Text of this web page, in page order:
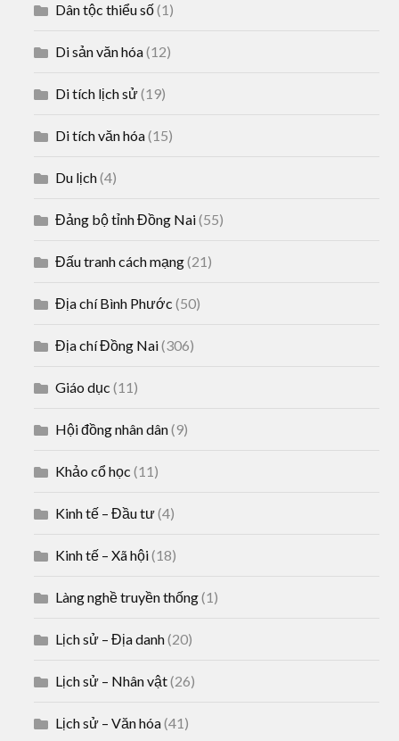
Dân tộc thiểu số(1)
Di sản văn hóa(12)
Di tích lịch sử(19)
Di tích văn hóa(15)
Du lịch(4)
Đảng bộ tỉnh Đồng Nai(55)
Đấu tranh cách mạng(21)
Địa chí Bình Phước (50)
Địa chí Đồng Nai(306)
Giáo dục (11)
Hội đồng nhân dân(9)
Khảo cổ học (11)
Kinh tế – Đầu tư(4)
Kinh tế – Xã hội(18)
Làng nghề truyền thống(1)
Lịch sử – Địa danh(20)
Lịch sử – Nhân vật(26)
Lịch sử – Văn hóa(41)